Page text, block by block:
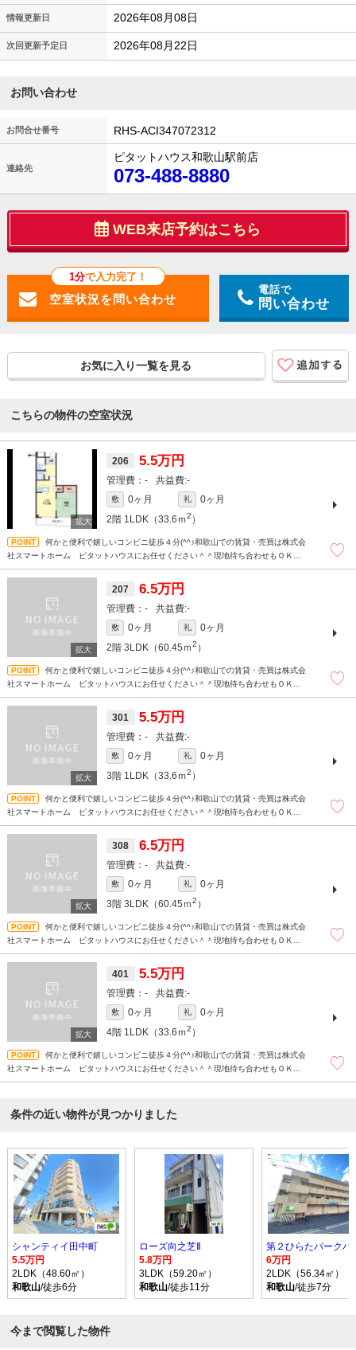
情報更新日 2026年08月08日
次回更新予定日 2026年08月22日
お問い合わせ
お問合せ番号 RHS-ACI347072312
連絡先
ピタットハウス和歌山駅前店
073-488-8880
WEB来店予約はこちら
1分で入力完了！
電話で
問い合わせ
お気に入り一覧を見る
こちらの物件の空室状況
206 5.5万円
- -
敷 0ヶ月 礼
0ヶ月
2階 1LDK（33.6ｍ2 ）
何かと便利で嬉しいコンビニ徒歩４分(^^♪和歌山での賃貸・売買は株式会
社スマートホーム ピタットハウスにお任せください＾＾現地待ち合わせもＯＫで
207 6.5万円
- -
敷 0ヶ月 礼
0ヶ月
2階 3LDK（60.45ｍ2 ）
何かと便利で嬉しいコンビニ徒歩４分(^^♪和歌山での賃貸・売買は株式会
社スマートホーム ピタットハウスにお任せください＾＾現地待ち合わせもＯＫで
301 5.5万円
- -
敷 0ヶ月 礼
0ヶ月
3階 1LDK（33.6ｍ2 ）
何かと便利で嬉しいコンビニ徒歩４分(^^♪和歌山での賃貸・売買は株式会
社スマートホーム ピタットハウスにお任せください＾＾現地待ち合わせもＯＫで
308 6.5万円
- -
敷 0ヶ月 礼
0ヶ月
3階 3LDK（60.45ｍ2 ）
何かと便利で嬉しいコンビニ徒歩４分(^^♪和歌山での賃貸・売買は株式会
社スマートホーム ピタットハウスにお任せください＾＾現地待ち合わせもＯＫで
401 5.5万円
- -
敷 0ヶ月 礼
0ヶ月
4階 1LDK（33.6ｍ2 ）
何かと便利で嬉しいコンビニ徒歩４分(^^♪和歌山での賃貸・売買は株式会
社スマートホーム ピタットハウスにお任せください＾＾現地待ち合わせもＯＫで
条件の近い物件が見つかりました
シャンティイ田中町
5.5万円
2LDK（48.60㎡）
和歌山/徒歩6分
ローズ向之芝Ⅱ
5.8万円
3LDK（59.20㎡）
和歌山/徒歩11分
第２ひらたパークハ
6万円
2LDK（56.34㎡）
和歌山/徒歩7分
今まで閲覧した物件